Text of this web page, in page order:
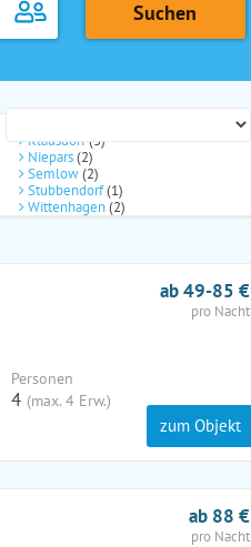
Klausdorf (3)
Niepars(2)
Semlow(2)
Stubbendorf(1)
Wittenhagen(2)
Personen
4 (max. 4 Erw.)
ab 49-85 €
pro Nacht
zum Objekt
ab 88 €
pro Nacht